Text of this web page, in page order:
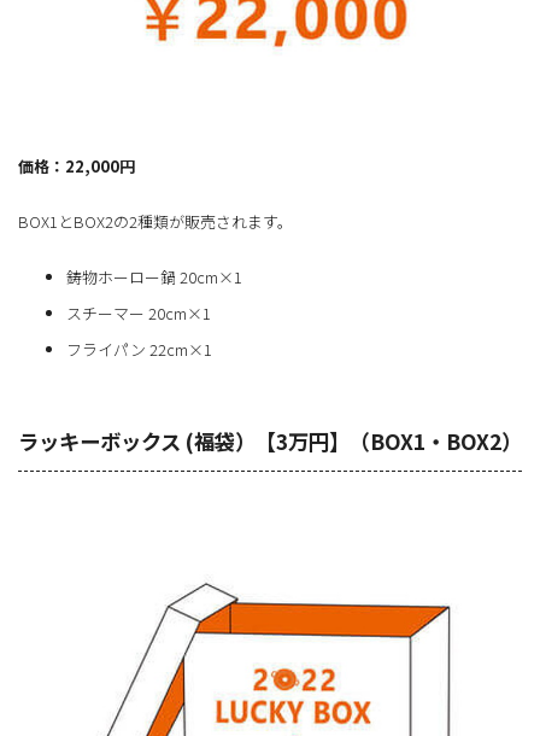
価格：22,000円
BOX1とBOX2の2種類が販売されます。
鋳物ホーロー鍋 20cm×1
スチーマー 20cm×1
フライパン 22cm×1
ラッキーボックス (福袋）【3万円】（BOX1・BOX2）